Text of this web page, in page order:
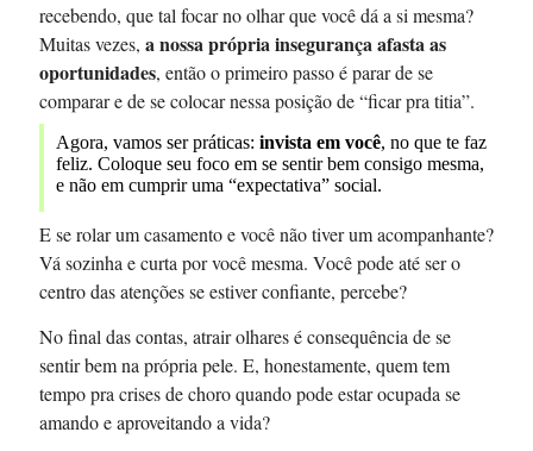
recebendo, que tal focar no olhar que você dá a si mesma?
Muitas vezes, a nossa própria insegurança afasta as
oportunidades, então o primeiro passo é parar de se
comparar e de se colocar nessa posição de “ficar pra titia”.
Agora, vamos ser práticas: invista em você, no que te faz
feliz. Coloque seu foco em se sentir bem consigo mesma,
e não em cumprir uma “expectativa” social.
E se rolar um casamento e você não tiver um acompanhante?
Vá sozinha e curta por você mesma. Você pode até ser o
centro das atenções se estiver confiante, percebe?
No final das contas, atrair olhares é consequência de se
sentir bem na própria pele. E, honestamente, quem tem
tempo pra crises de choro quando pode estar ocupada se
amando e aproveitando a vida?